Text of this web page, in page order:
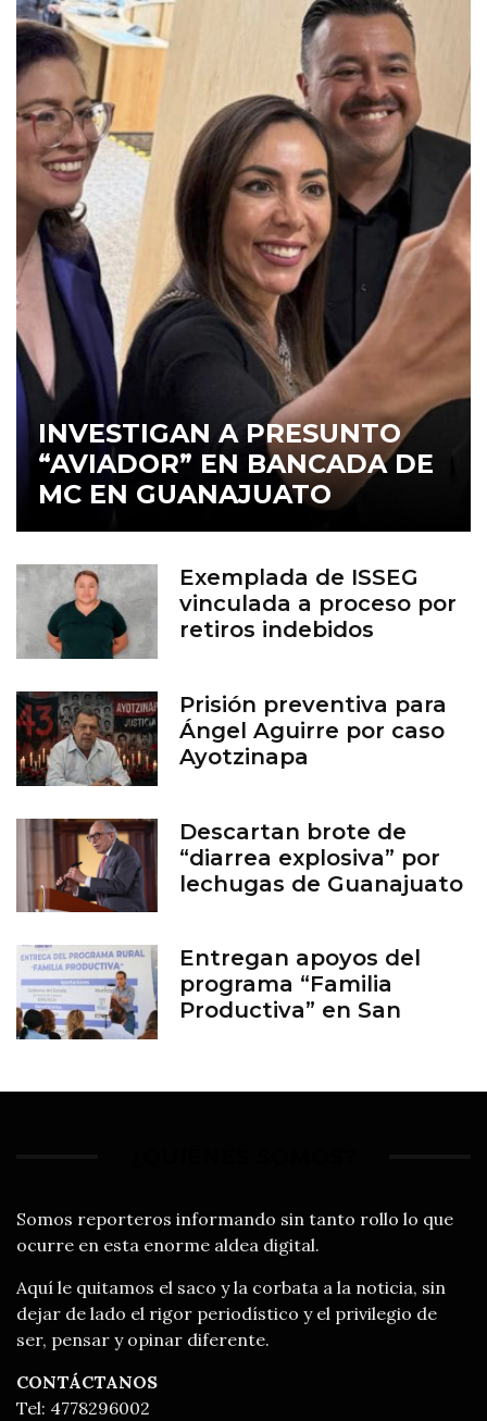
INVESTIGAN A PRESUNTO
“AVIADOR” EN BANCADA DE
MC EN GUANAJUATO
Exemplada de ISSEG
vinculada a proceso por
retiros indebidos
Prisión preventiva para
Ángel Aguirre por caso
Ayotzinapa
Descartan brote de
“diarrea explosiva” por
lechugas de Guanajuato
Entregan apoyos del
programa “Familia
Productiva” en San
Somos reporteros informando sin tanto rollo lo que
ocurre en esta enorme aldea digital.
Aquí le quitamos el saco y la corbata a la noticia, sin
dejar de lado el rigor periodístico y el privilegio de
ser, pensar y opinar diferente.
CONTÁCTANOS
Tel: 4778296002